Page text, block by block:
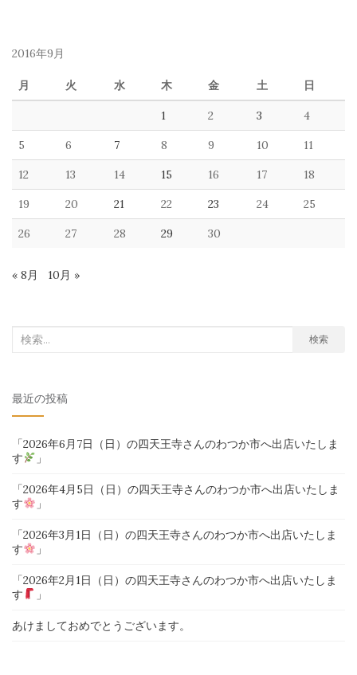
2016年9月
月 火 水 木 金 土 日
1 2 3 4
5 6 7 8 9 10 11
12 13 14 15 16 17 18
19 20 21 22 23 24 25
26 27 28 29 30
« 8月 10月 »
検
象:
検索
最近の投稿
「2026年6月7日（日）の四天王寺さんのわつか市へ出店いたしま
す
」
「2026年4月5日（日）の四天王寺さんのわつか市へ出店いたしま
す
」
「2026年3月1日（日）の四天王寺さんのわつか市へ出店いたしま
す
」
「2026年2月1日（日）の四天王寺さんのわつか市へ出店いたしま
す
」
あけましておめでとうございます。